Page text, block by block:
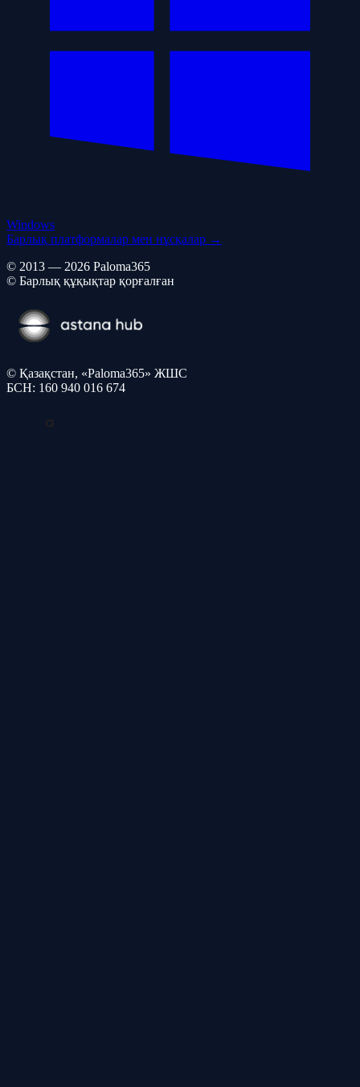
Windows
Барлық платформалар мен нұсқалар →
© 2013 — 2026 Paloma365
© Барлық құқықтар қорғалған
© Қазақстан, «Paloma365» ЖШС
БСН: 160 940 016 674